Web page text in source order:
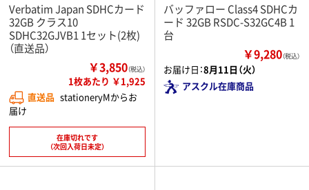
Verbatim Japan SDHCカード
32GB クラス10
SDHC32GJVB1 1セット(2枚)
（直送品）
￥3,850（税込）
1枚あたり ￥1,925
直送品 stationeryMからお
届け
在庫切れです
（次回入荷日未定）
バッファロー Class4 SDHCカ
ード 32GB RSDC-S32GC4B 1
台
￥9,280（税込）
お届け日：8月11日（火）
アスクル在庫商品